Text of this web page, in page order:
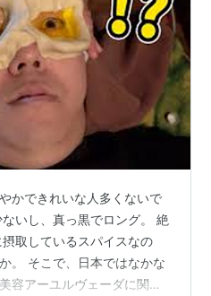
かできれいな人多くないで
いし、真っ黒でロング。 絶
取しているスパイスなの
。 そこで、日本ではなかな
容アーユルヴェーダに関し